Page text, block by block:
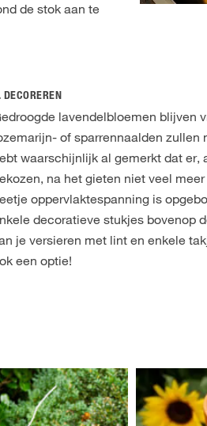
de stok aan te
DECOREREN
lavendelbloemen blijven
of sparrennaalden zullen
waarschijnlijk al gemerkt dat
na het gieten niet veel
oppervlaktespanning is
decoratieve stukjes bovenop
je versieren met lint en enkele
een optie!